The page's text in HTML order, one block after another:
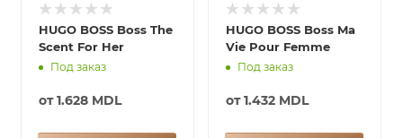
HUGO BOSS Boss The
Scent For Her
Под заказ
от1.628 MDL
HUGO BOSS Boss Ma
Vie Pour Femme
Под заказ
от1.432 MDL